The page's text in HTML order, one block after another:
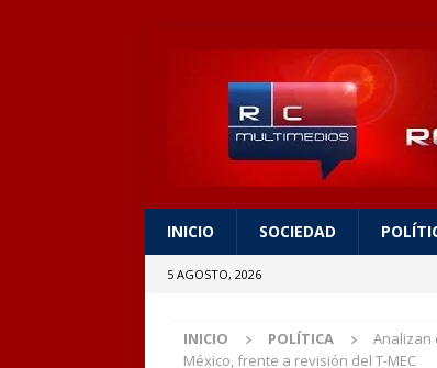
INICIO SOCIEDAD
5 AGOSTO, 2026
INICIO POLÍTICA
Analizan
México, frente a revisión del T-MEC